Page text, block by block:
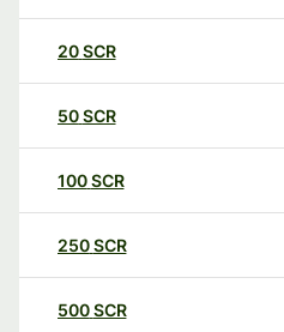
20SCR
50SCR
100SCR
250SCR
500SCR